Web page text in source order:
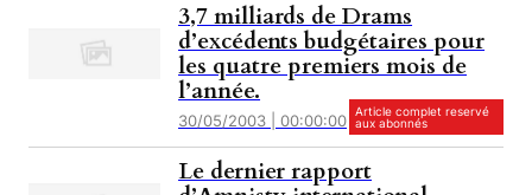
3,7 milliards de Drams
d’excédents budgétaires pour
les quatre premiers mois de
l’année.
30/05/2003 | 00:00:00 Article complet reservé
aux abonnés
Le dernier rapport